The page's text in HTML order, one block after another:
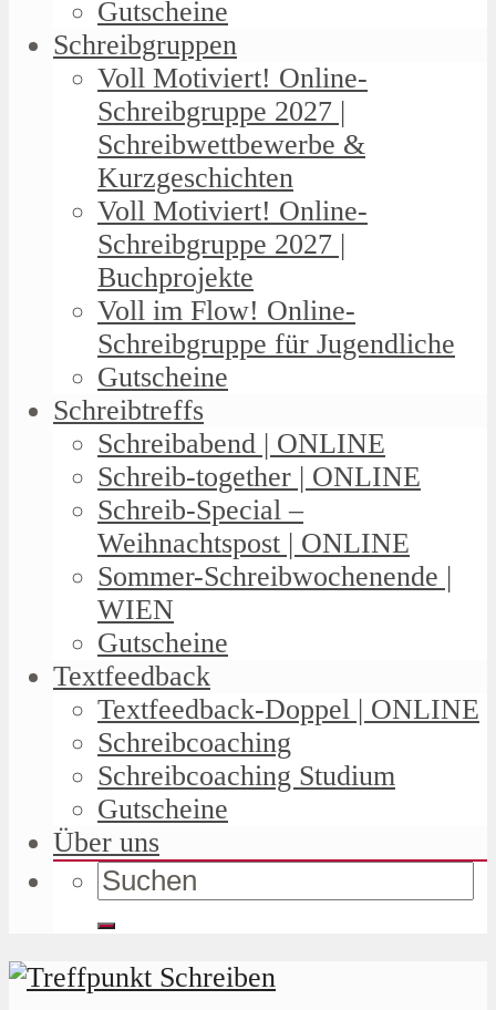
Gutscheine
Schreibgruppen
Voll Motiviert! Online-
Schreibgruppe 2027 |
Schreibwettbewerbe &
Kurzgeschichten
Voll Motiviert! Online-
Schreibgruppe 2027 |
Buchprojekte
Voll im Flow! Online-
Schreibgruppe für Jugendliche
Gutscheine
Schreibtreffs
Schreibabend | ONLINE
Schreib-together | ONLINE
Schreib-Special –
Weihnachtspost | ONLINE
Sommer-Schreibwochenende |
WIEN
Gutscheine
Textfeedback
Textfeedback-Doppel | ONLINE
Schreibcoaching
Schreibcoaching Studium
Gutscheine
Über uns